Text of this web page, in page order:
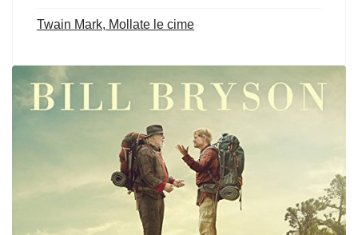
Twain Mark, Mollate le cime